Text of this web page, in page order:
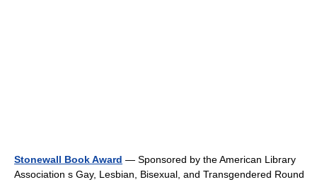
Stonewall Book Award — Sponsored by the American Library
Association s Gay, Lesbian, Bisexual, and Transgendered Round